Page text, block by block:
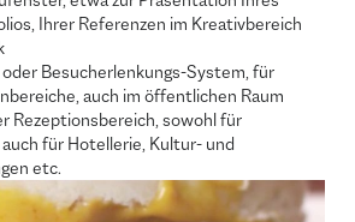
Ihrer Referenzen im Kreativbereich
Besucherlenkungs-System, für
auch im öffentlichen Raum
Rezeptionsbereich, sowohl für
für Hotellerie, Kultur- und
etc.